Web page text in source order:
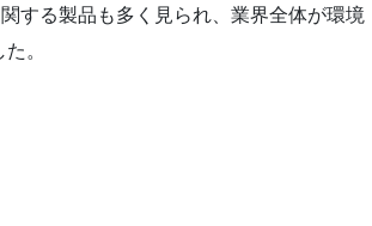
する製品も多く見られ、業界全体が環境
。